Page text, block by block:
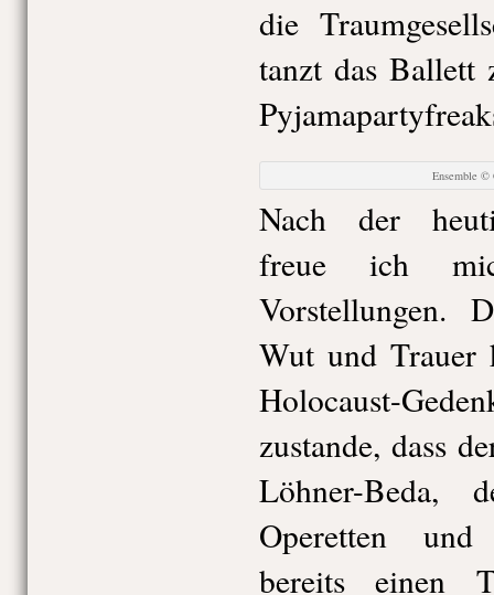
die
tanzt das Ballett
Ensemble ©
Nach der
freue ich
Vorstellungen.
Wut und
Holocaust-
zustande, dass
Löhner-
Operetten und
bereits einen